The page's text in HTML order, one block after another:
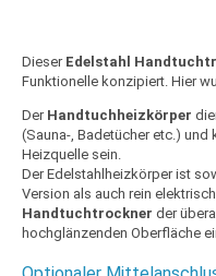
DieserEdelstahl
Funktionelle konzipiert. Hier
Der Handtuchheizkörper
(Sauna-, Badetücher etc.) und
Heizquelle sein.
Der Edelstahlheizkörper ist
Version als auch rein
Handtuchtrockner der
hochglänzenden Oberfläche